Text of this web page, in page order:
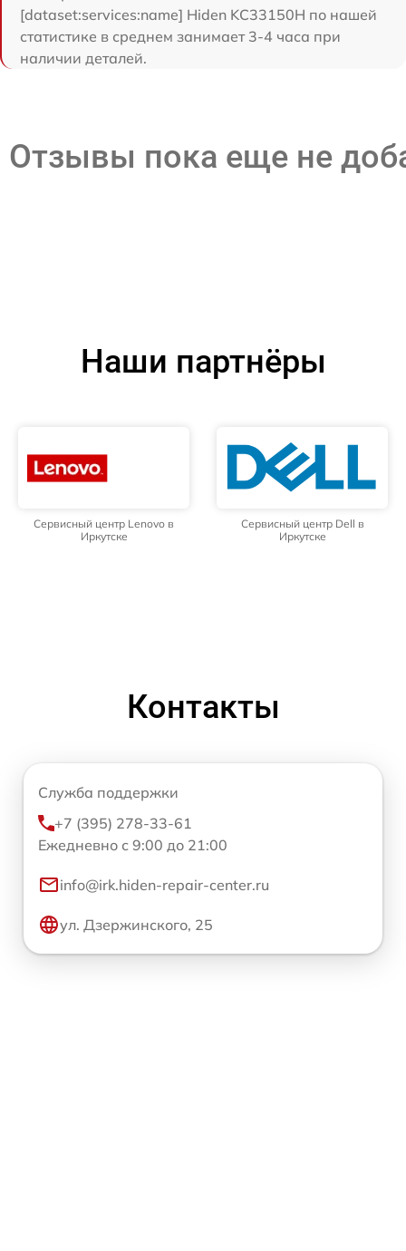
[dataset:services:name] Hiden KC33150H по нашей
статистике в среднем занимает 3-4 часа при
наличии деталей.
Отзывы пока еще не
Наши партнёры
Сервисный центр Lenovo в
Иркутске
Сервисный центр Dell в
Иркутске
Контакты
Служба поддержки
+7 (395) 278-33-61
Ежедневно с 9:00 до 21:00
info@irk.hiden-repair-center.ru
ул. Дзержинского, 25